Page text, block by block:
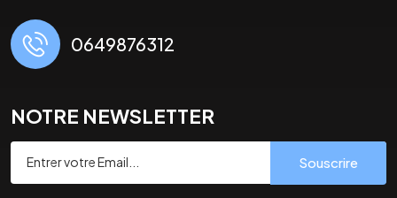
0649876312
NOTRE NEWSLETTER
Souscrire